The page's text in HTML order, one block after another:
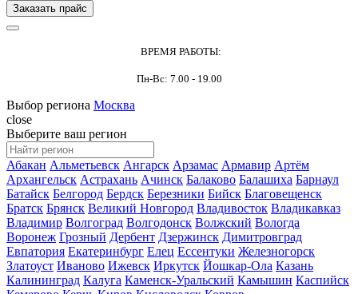
Заказать прайс
ВРЕМЯ РАБОТЫ:
Пн-Вс: 7.00 - 19.00
Выбор региона Москва
close
Выберите ваш регион
Абакан Альметьевск Ангарск Арзамас Армавир Артём
Архангельск Астрахань Ачинск Балаково Балашиха Барнаул
Батайск Белгород Бердск Березники Бийск Благовещенск
Братск Брянск Великий Новгород Владивосток Владикавказ
Владимир Волгоград Волгодонск Волжский Вологда
Воронеж Грозный Дербент Дзержинск Димитровград
Евпатория Екатеринбург Елец Ессентуки Железногорск
Златоуст Иваново Ижевск Иркутск Йошкар-Ола Казань
Калининград Калуга Каменск-Уральский Камышин Каспийск